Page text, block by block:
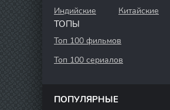
Индийские
Китайские
ТОПЫ
Топ 100 фильмов
Топ 100 сериалов
ПОПУЛЯРНЫЕ